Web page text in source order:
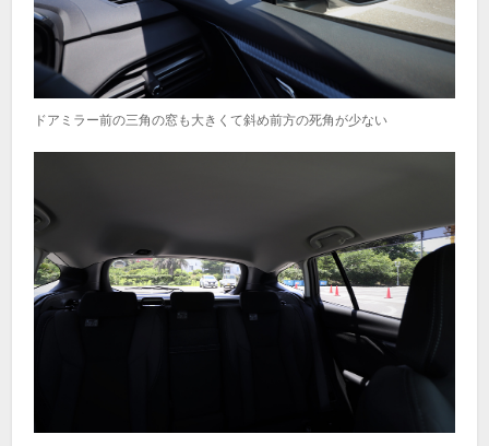
ドアミラー前の三角の窓も大きくて斜め前方の死角が少ない